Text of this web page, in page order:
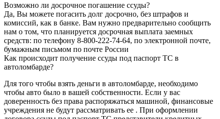
Возможно ли досрочное погашение ссуды?
Да, Вы можете погасить долг досрочно, без штрафов и
комиссий, как в банке. Вам нужно предварительно сообщить
нам о том, что планируется досрочная выплата заемных
средств: по телефону 8-800-222-74-64, по электронной почте,
бумажным письмом по почте России
Как происходит получение ссуды под паспорт ТС в
автоломбарде?
Для того чтобы взять деньги в автоломбарде, необходимо
чтобы авто было в вашей собственности. Если у вас
доверенность без права распоряжаться машиной, финансовые
учреждения не будут рассматривать ее . При оформлении